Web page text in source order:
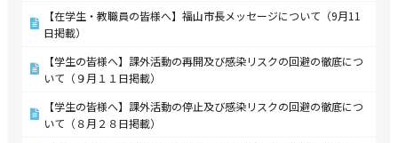
【在学生・教職員の皆様へ】福山市長メッセージについて（9月11
日掲載）
【学生の皆様へ】課外活動の再開及び感染リスクの回避の徹底につ
いて（９月１１日掲載）
【学生の皆様へ】課外活動の停止及び感染リスクの回避の徹底につ
いて（８月２８日掲載）